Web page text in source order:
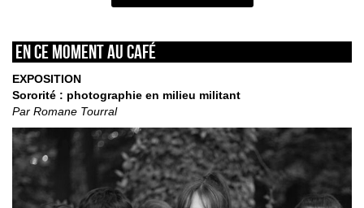
En ce moment au café
EXPOSITION
Sororité : photographie en milieu militant
Par Romane Tourral